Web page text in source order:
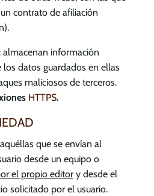
contrato de afiliación
almacenan información
los datos guardados en ellas
maliciosos de terceros.
HTTPS.
que se envían al
desde un equipo o
el propio editory desde el
solicitado por el usuario.